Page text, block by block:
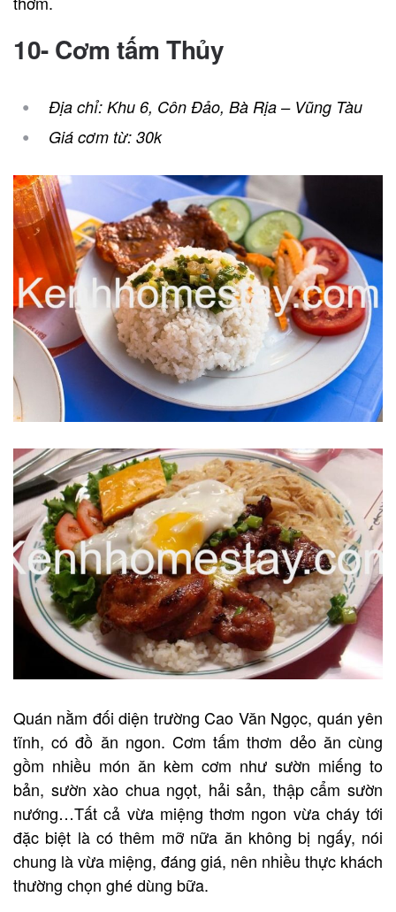
10- Cơm tấm Thủy
Địa chỉ: Khu 6, Côn Đảo, Bà Rịa – Vũng Tàu
Giá cơm từ: 30k
Quán nằm đối diện trường Cao Văn Ngọc, quán yên
tĩnh, có đồ ăn ngon. Cơm tấm thơm dẻo ăn cùng
gồm nhiều món ăn kèm cơm như sườn miếng to
bản, sườn xào chua ngọt, hải sản, thập cẩm sườn
nướng…Tất cả vừa miệng thơm ngon vừa cháy tới
đặc biệt là có thêm mỡ nữa ăn không bị ngấy, nói
chung là vừa miệng, đáng giá, nên nhiều thực khách
thường chọn ghé dùng bữa.